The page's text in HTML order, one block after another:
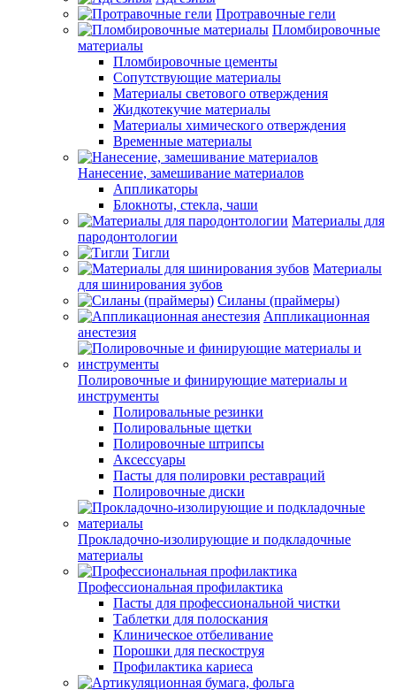
Протравочные гели
Пломбировочные
материалы
Пломбировочные цементы
Сопутствующие материалы
Материалы светового отверждения
Жидкотекучие материалы
Материалы химического отверждения
Временные материалы
Нанесение, замешивание материалов
Аппликаторы
Блокноты, стекла, чаши
Материалы для
пародонтологии
Тигли
Материалы
для шинирования зубов
Силаны (праймеры)
Аппликационная
анестезия
Полировочные и финирующие материалы и
инструменты
Полировальные резинки
Полировальные щетки
Полировочные штрипсы
Аксессуары
Пасты для полировки реставраций
Полировочные диски
Прокладочно-изолирующие и подкладочные
материалы
Профессиональная профилактика
Пасты для профессиональной чистки
Таблетки для полоскания
Клиническое отбеливание
Порошки для пескоструя
Профилактика кариеса